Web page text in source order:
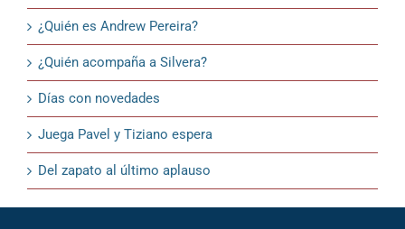
¿Quién es Andrew Pereira?
¿Quién acompaña a Silvera?
Días con novedades
Juega Pavel y Tiziano espera
Del zapato al último aplauso